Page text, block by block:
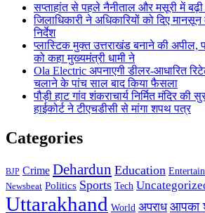
सप्ताहांत से पहले नैनीताल और मसूरी में बढ़ी
जिलाधिकारी ने अधिकारियों को दिए
निर्देश
प्लास्टिक मुक्त उत्तराखंड बनाने की अपील,
को कहा मुख्यमंत्री धामी ने
Ola Electric अपनाएगी डीलर-आधारित
चलाने के पांच साल बाद किया फैसला
पौड़ी हाट गांव शंकराचार्य निर्मित मंदिर की
हाईकोर्ट ने टीएचडीसी से मांगा शपथ पत्र
Categories
BJP Crime Dehardun Education
Newsbeat Politics Sports Tech
Uttarakhand World अपराध आपका